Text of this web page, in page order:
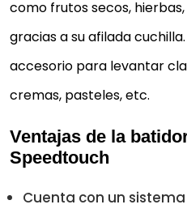
especial
Picadora extragrande
como frutos secos,
gracias a su afilada
accesorio para levantar
cremas, pasteles, etc.
Ventajas de la
Speedtouch
Cuenta con un